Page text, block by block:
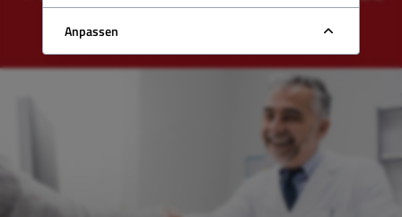
Anpassen